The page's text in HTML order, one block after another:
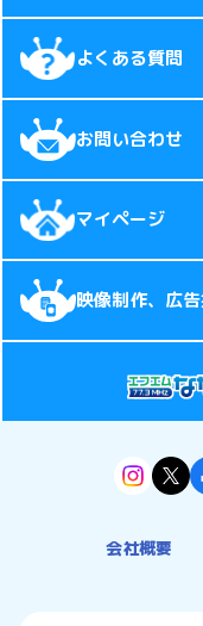
よくある質問
お問い合わせ
マイページ
映像制作、広
会社概要